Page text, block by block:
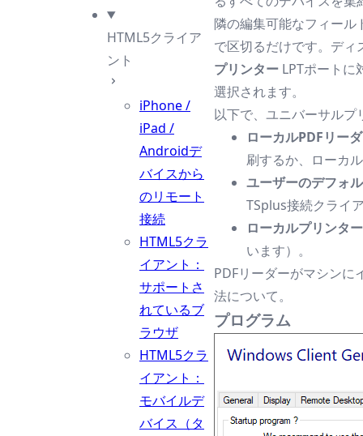
HTML5クライア
ント
iPhone /
iPad /
Androidデ
バイスから
のリモート
接続
HTML5クラ
イアント：
サポートさ
れているブ
ラウザ
HTML5クラ
イアント：
モバイルデ
バイス（タ
隣の編集可能なフィール
で区切るだけです。デ
プリンター LPTポートに
選択されます。
以下で、ユニバーサル
ローカルPDFリー
刷するか、ローカ
ユーザーのデフォ
TSplus接続クライ
ローカルプリンタ
います）。
PDFリーダーがマシン
法について。
プログラム